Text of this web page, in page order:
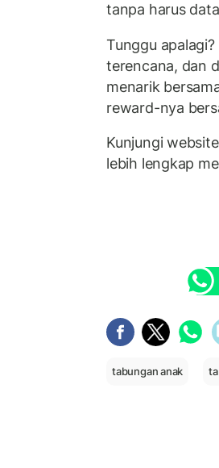
tanpa harus
Tunggu
terencana, dan
menarik
reward-nya
Kunjungi
lebih lengkap
tabungan anak